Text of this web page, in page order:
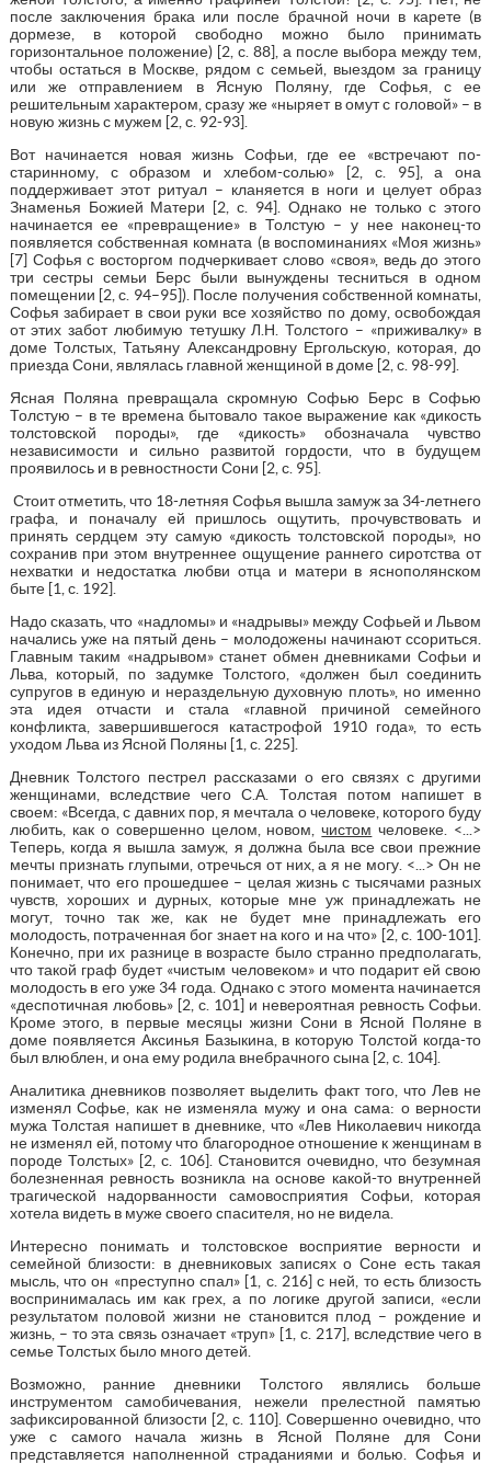
после заключения брака или после брачной ночи в карете (в
дормезе, в которой свободно можно было принимать
горизонтальное положение) [2, с. 88], а после выбора между тем,
чтобы остаться в Москве, рядом с семьей, выездом за границу
или же отправлением в Ясную Поляну, где Софья, с ее
решительным характером, сразу же «ныряет в омут с головой» – в
новую жизнь с мужем [2, с. 92-93].
Вот начинается новая жизнь Софьи, где ее «встречают по-
старинному, с образом и хлебом-солью» [2, с. 95], а она
поддерживает этот ритуал – кланяется в ноги и целует образ
Знаменья Божией Матери [2, с. 94]. Однако не только с этого
начинается ее «превращение» в Толстую – у нее наконец-то
появляется собственная комната (в воспоминаниях «Моя жизнь»
[7] Софья с восторгом подчеркивает слово «своя», ведь до этого
три сестры семьи Берс были вынуждены тесниться в одном
помещении [2, с. 94–95]). После получения собственной комнаты,
Софья забирает в свои руки все хозяйство по дому, освобождая
от этих забот любимую тетушку Л.Н. Толстого – «приживалку» в
доме Толстых, Татьяну Александровну Ергольскую, которая, до
приезда Сони, являлась главной женщиной в доме [2, с. 98-99].
Ясная Поляна превращала скромную Софью Берс в Софью
Толстую – в те времена бытовало такое выражение как «дикость
толстовской породы», где «дикость» обозначала чувство
независимости и сильно развитой гордости, что в будущем
проявилось и в ревностности Сони [2, с. 95].
Стоит отметить, что 18-летняя Софья вышла замуж за 34-летнего
графа, и поначалу ей пришлось ощутить, прочувствовать и
принять сердцем эту самую «дикость толстовской породы», но
сохранив при этом внутреннее ощущение раннего сиротства от
нехватки и недостатка любви отца и матери в яснополянском
быте [1, с. 192].
Надо сказать, что «надломы» и «надрывы» между Софьей и Львом
начались уже на пятый день – молодожены начинают ссориться.
Главным таким «надрывом» станет обмен дневниками Софьи и
Льва, который, по задумке Толстого, «должен был соединить
супругов в единую и нераздельную духовную плоть», но именно
эта идея отчасти и стала «главной причиной семейного
конфликта, завершившегося катастрофой 1910 года», то есть
уходом Льва из Ясной Поляны [1, с. 225].
Дневник Толстого пестрел рассказами о его связях с другими
женщинами, вследствие чего С.А. Толстая потом напишет в
своем: «Всегда, с давних пор, я мечтала о человеке, которого буду
любить, как о совершенно целом, новом,чистом человеке. <...>
Теперь, когда я вышла замуж, я должна была все свои прежние
мечты признать глупыми, отречься от них, а я не могу. <...> Он не
понимает, что его прошедшее – целая жизнь с тысячами разных
чувств, хороших и дурных, которые мне уж принадлежать не
могут, точно так же, как не будет мне принадлежать его
молодость, потраченная бог знает на кого и на что» [2, с. 100-101].
Конечно, при их разнице в возрасте было странно предполагать,
что такой граф будет «чистым человеком» и что подарит ей свою
молодость в его уже 34 года. Однако с этого момента начинается
«деспотичная любовь» [2, с. 101] и невероятная ревность Софьи.
Кроме этого, в первые месяцы жизни Сони в Ясной Поляне в
доме появляется Аксинья Базыкина, в которую Толстой когда-то
был влюблен, и она ему родила внебрачного сына [2, с. 104].
Аналитика дневников позволяет выделить факт того, что Лев не
изменял Софье, как не изменяла мужу и она сама: о верности
мужа Толстая напишет в дневнике, что «Лев Николаевич никогда
не изменял ей, потому что благородное отношение к женщинам в
породе Толстых» [2, с. 106]. Становится очевидно, что безумная
болезненная ревность возникла на основе какой-то внутренней
трагической надорванности самовосприятия Софьи, которая
хотела видеть в муже своего спасителя, но не видела.
Интересно понимать и толстовское восприятие верности и
семейной близости: в дневниковых записях о Соне есть такая
мысль, что он «преступно спал» [1, с. 216] с ней, то есть близость
воспринималась им как грех, а по логике другой записи, «если
результатом половой жизни не становится плод – рождение и
жизнь, – то эта связь означает «труп» [1, с. 217], вследствие чего в
семье Толстых было много детей.
Возможно, ранние дневники Толстого являлись больше
инструментом самобичевания, нежели прелестной памятью
зафиксированной близости [2, с. 110]. Совершенно очевидно, что
уже с самого начала жизнь в Ясной Поляне для Сони
представляется наполненной страданиями и болью. Софья и